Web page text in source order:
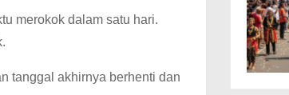
merokok dalam satu hari.
tanggal akhirnya berhenti dan